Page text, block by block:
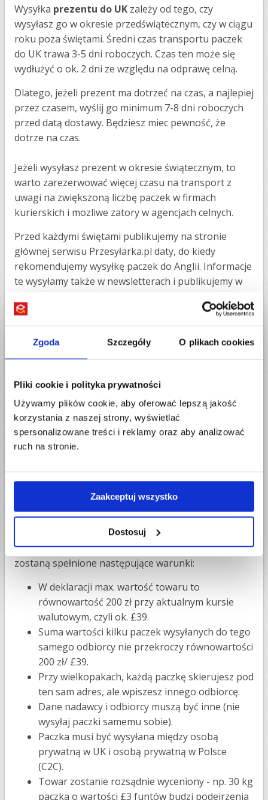
Zgoda Szczegóły O plikach cookies
Pliki cookie i polityka prywatności
Używamy plików cookie, aby oferować lepszą jakość
korzystania z naszej strony, wyświetlać
spersonalizowane treści i reklamy oraz aby analizować
ruch na stronie.
Zaakceptuj wszystko
Dostosuj
Wysyłka prezentu do UK zależy od tego, czy
wysyłasz go w okresie przedświątecznym, czy w ciągu
roku poza świętami. Średni czas transportu paczek
do UK trawa 3-5 dni roboczych. Czas ten może się
wydłużyć o ok. 2 dni ze względu na odprawę celną.
Dlatego, jeżeli prezent ma dotrzeć na czas, a najlepiej
przez czasem, wyślij go minimum 7-8 dni roboczych
przed datą dostawy. Będziesz miec pewność, że
dotrze na czas.
Jeżeli wysyłasz prezent w okresie świątecznym, to
warto zarezerwować więcej czasu na transport z
uwagi na zwiększoną liczbę paczek w firmach
kurierskich i mozliwe zatory w agencjach celnych.
Przed każdymi świętami publikujemy na stronie
głównej serwisu Przesyłarka.pl daty, do kiedy
rekomendujemy wysyłkę paczek do Anglii. Informacje
te wysyłamy także w newsletterach i publikujemy w
Zobacz dokładne informacje na temat tego,
ile idzie
Najczęściej zadawane pytania
Czy mogę wysłać jedzenie do córki w Anglii?
Można wysłać żywność suchą typu słodycze,
czekolady, mąki, kawy ale nie rekomendujemy wysyłki
produktów łatwopsujących się. Mieliśmy przypadki,
kiedy smażona ryba "wypłynęła" z paczki po 10
Czy trzeba płacić cło i VAT za wysyłkę prezentu
Na opłaty celne skłądają się dwie części: cło i VAT.
Umowy między UE a UK zniosły cła dla towarów do
wartości £135. VAT nie powinien sie pojawić jeśli
zostaną spełnione następujące warunki:
W deklaracji max. wartość towaru to
równowartość 200 zł przy aktualnym kursie
walutowym, czyli ok. £39.
Suma wartości kilku paczek wysyłanych do tego
samego odbiorcy nie przekroczy równowartości
200 zł/ £39.
Przy wielkopakach, każdą paczkę skierujesz pod
ten sam adres, ale wpiszesz innego odbiorcę.
Dane nadawcy i odbiorcy muszą być inne (nie
wysyłaj paczki samemu sobie).
Paczka musi być wysyłana między osobą
prywatną w UK i osobą prywatną w Polsce
(C2C).
Towar zostanie rozsądnie wyceniony - np. 30 kg
paczka o wartości £3 funtów budzi podejrzenia